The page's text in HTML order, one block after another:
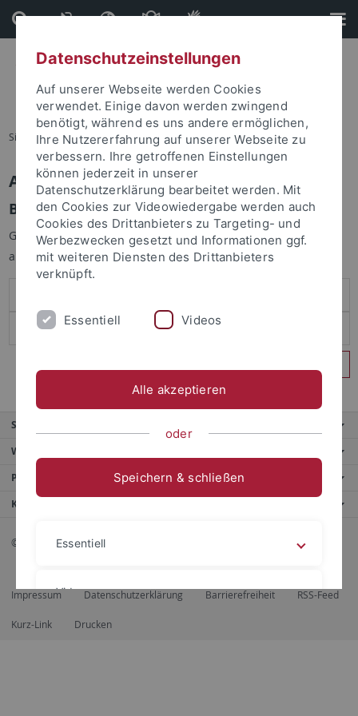
Direkt
zum
Inhalt
Direkt
zur
Fußleiste
Sie sind hier: Startseite
Anmelden
Benutzeranmeldung
Geben Sie Ihren Benutzernamen und Ihr Passwort an um sich
anzumelden:
Service
Weitere Angebote
Portale
Kontaktinfo
© 2026 Eberhard Karls Universität Tübingen, Tübingen
Impressum Datenschutzerklärung Barrierefreiheit RSS-Feed
Kurz-Link Drucken
Datenschutzeinstellungen
Auf unserer Webseite werden Cookies
verwendet. Einige davon werden zwingend
benötigt, während es uns andere ermöglichen,
Ihre Nutzererfahrung auf unserer Webseite zu
verbessern. Ihre getroffenen Einstellungen
können jederzeit in unserer
Datenschutzerklärung bearbeitet werden. Mit
den Cookies zur Videowiedergabe werden auch
Cookies des Drittanbieters zu Targeting- und
Werbezwecken gesetzt und Informationen ggf.
mit weiteren Diensten des Drittanbieters
verknüpft.
Essentiell Videos
Alle akzeptieren
oder
Speichern & schließen
Essentiell
Videos